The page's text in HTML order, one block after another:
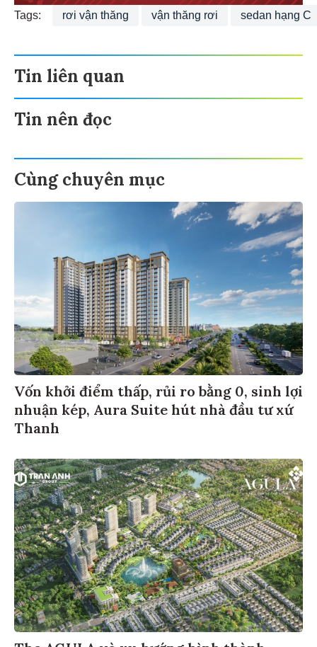
Tags: rơi vận thăng vận thăng rơi sedan hạng C
Tin liên quan
Tin nên đọc
Cùng chuyên mục
Vốn khởi điểm thấp, rủi ro bằng 0, sinh lợi
nhuận kép, Aura Suite hút nhà đầu tư xứ
Thanh